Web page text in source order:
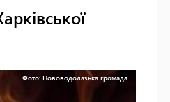
Фото: Нововодолазька громада.